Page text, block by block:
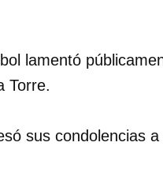
lamentó
Torre.
sus condolencias